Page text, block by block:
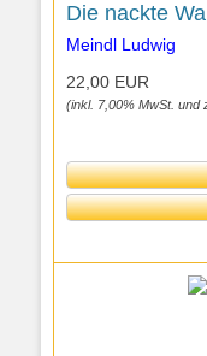
Die nackte
Meindl Ludwig
22,00 EUR
(inkl. 7,00% MwSt. und